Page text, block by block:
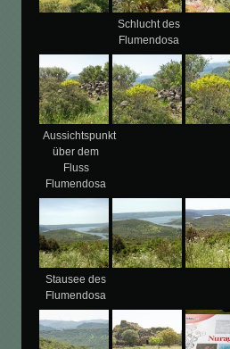
Schlucht des
Flumendosa
Aussichtspunkt
über dem
Fluss
Flumendosa
Stausee des
Flumendosa